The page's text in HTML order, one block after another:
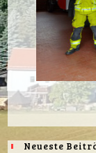
Neueste